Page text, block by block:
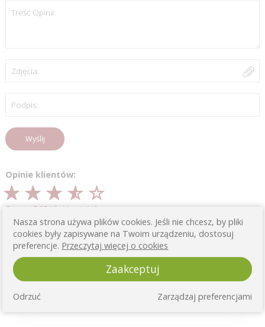
Treść Opinii:
Zdjęcia:
Podpis:
Wyślij
Opinie klientów:
Ocena: 3.25 / Ilość opinii: 4
Jest ok.
Nasza strona używa plików cookies. Jeśli nie chcesz, by pliki
cookies były zapisywane na Twoim urządzeniu, dostosuj
preferencje. Przeczytaj więcej o cookies
Zaakceptuj
Zarządzaj preferencjami
Odrzuć